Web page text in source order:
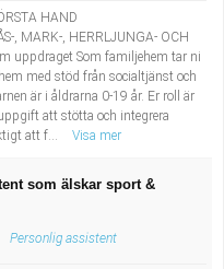
HAND
, MARK-, HERRLJUNGA- OCH
uppdraget Som familjehem tar ni
med stöd från socialtjänst och
är i åldrarna 0-19 år. Er roll är
att stötta och integrera
att f...
Visa mer
som älskar sport &
Personlig assistent